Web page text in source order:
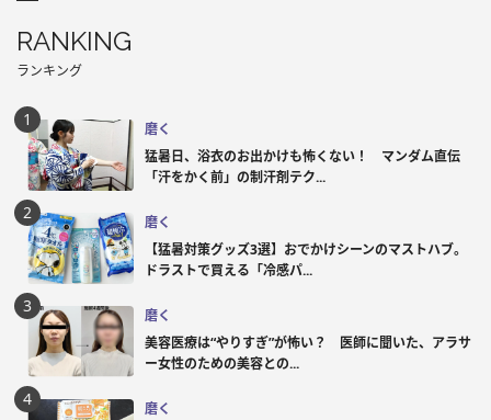
RANKING
ランキング
磨く
猛暑日、浴衣のお出かけも怖くない！ マンダム直伝
「汗をかく前」の制汗剤テク...
磨く
【猛暑対策グッズ3選】おでかけシーンのマストハブ。
ドラストで買える「冷感パ...
磨く
美容医療は“やりすぎ”が怖い？ 医師に聞いた、アラサ
ー女性のための美容との...
磨く